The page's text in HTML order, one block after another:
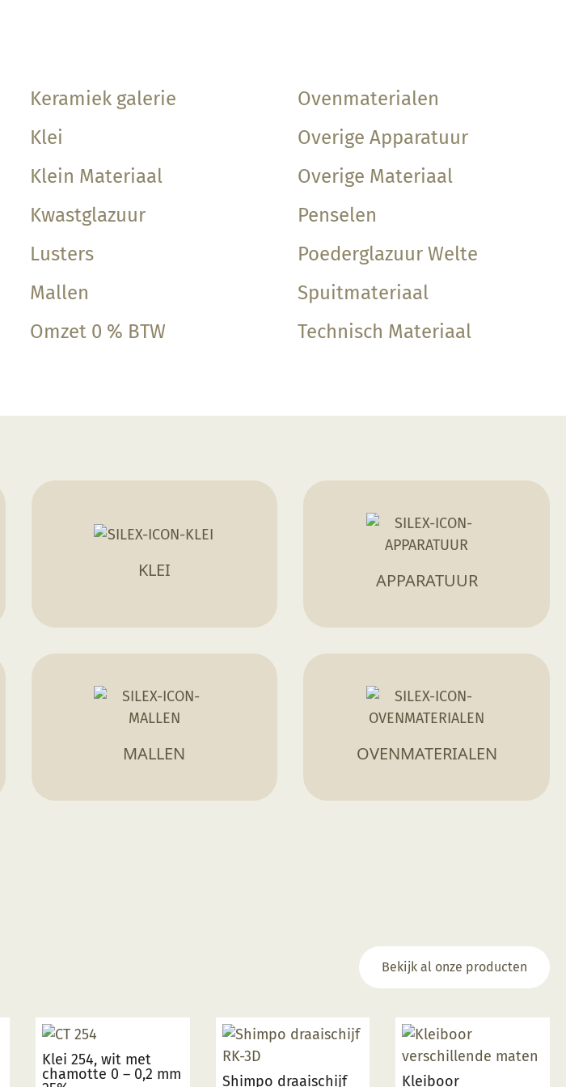
Keramiek galerie
Klei
Klein Materiaal
Kwastglazuur
Lusters
Mallen
Omzet 0 % BTW
Ovenmaterialen
Overige Apparatuur
Overige Materiaal
Penselen
Poederglazuur Welte
Spuitmateriaal
Technisch Materiaal
KLEI APPARATUUR
MALLEN OVENMATERIALEN
Bekijk al onze producten
Klei 254, wit met
chamotte 0 – 0,2 mm
Shimpo draaischijf
Kleiboor